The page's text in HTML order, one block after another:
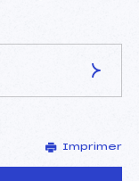
JEAN PAUL
(SA)
Imprimer